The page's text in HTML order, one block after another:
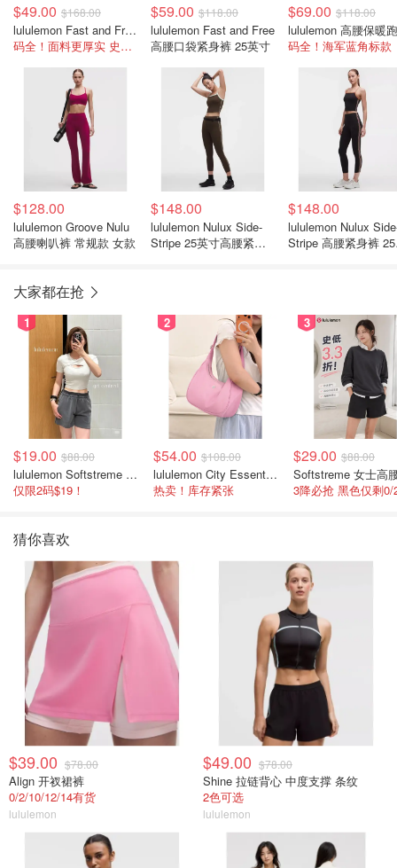
$49.00 $168.00
lululemon Fast and Free 高腰保暖运动紧身裤 五口袋 28英寸
码全！面料更厚实 史低价
$59.00 $118.00
lululemon Fast and Free
高腰口袋紧身裤 25英寸
$69.00 $118.00
码全！海军蓝角标款
$128.00
lululemon Groove Nulu
高腰喇叭裤 常规款 女款
$148.00
lululemon Nulux Side-
Stripe 25英寸高腰紧身
$148.00
lululemon Nulux
Stripe 高腰紧身裤
大家都在抢
1
$19.00 $88.00
lululemon Softstreme 女士高腰短裤 10cm
仅限2码$19！
2
$54.00 $108.00
lululemon City Essentials 肩背包 4L
热卖！库存紧张
3
$29.00 $88.00
猜你喜欢
$39.00 $78.00
Align 开衩裙裤
0/2/10/12/14有货
lululemon
$49.00 $78.00
Shine 拉链背心 中度支撑 条纹
2色可选
lululemon